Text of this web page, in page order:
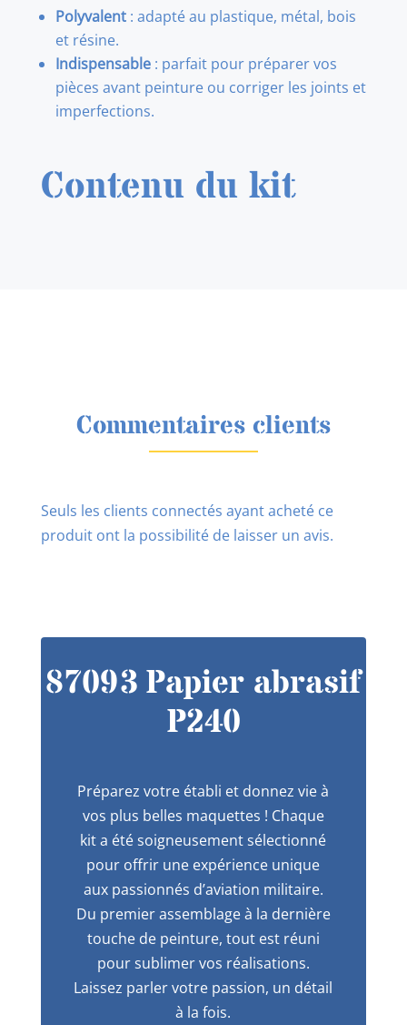
Polyvalent: adapté au plastique, métal, bois
et résine.
Indispensable: parfait pour préparer vos
pièces avant peinture ou corriger les joints et
imperfections.
Contenu du kit
Commentaires clients
Seuls les clients connectés ayant acheté ce
produit ont la possibilité de laisser un avis.
87093 Papier abrasif
P240
Préparez votre établi et donnez vie à
vos plus belles maquettes ! Chaque
kit a été soigneusement sélectionné
pour offrir une expérience unique
aux passionnés d’aviation militaire.
Du premier assemblage à la dernière
touche de peinture, tout est réuni
pour sublimer vos réalisations.
Laissez parler votre passion, un détail
à la fois.